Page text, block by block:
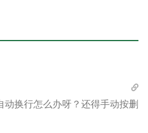
动换行怎么办呀？还得手动按删